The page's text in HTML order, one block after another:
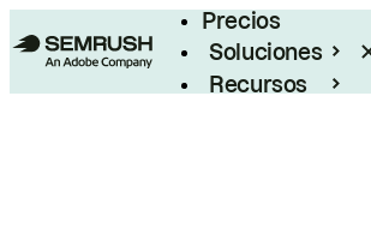
Precios
Soluciones
Recursos